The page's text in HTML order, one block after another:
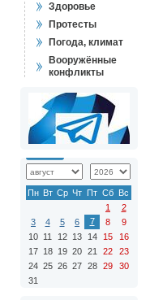
Здоровье
Протесты
Погода, климат
Вооружённые
конфликты
Пн Вт Ср Чт Пт Сб Вс
1
2
3
4 5 6 7 8
9
10 11 12 13 14 15
16
17 18 19 20 21 22
23
24 25 26 27 28 29
30
31